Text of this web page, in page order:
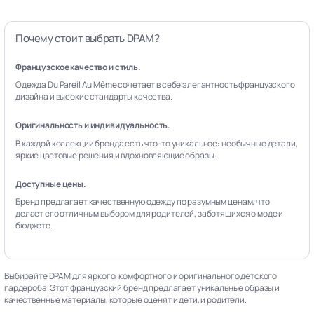
Почему стоит выбрать DPAM?
Французское качество и стиль.
Одежда Du Pareil Au Même сочетает в себе элегантность французского
дизайна и высокие стандарты качества.
Оригинальность и индивидуальность.
В каждой коллекции бренда есть что-то уникальное: необычные детали,
яркие цветовые решения и вдохновляющие образы.
Доступные цены.
Бренд предлагает качественную одежду по разумным ценам, что
делает его отличным выбором для родителей, заботящихся о моде и
бюджете.
Выбирайте DPAM для яркого, комфортного и оригинального детского
гардероба. Этот французский бренд предлагает уникальные образы и
качественные материалы, которые оценят и дети, и родители.